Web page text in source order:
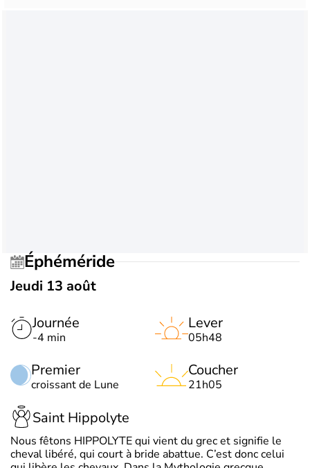
Éphéméride
Jeudi 13 août
Journée
-4 min
Premier
croissant de Lune
Lever
05h48
Coucher
21h05
Saint Hippolyte
Nous fêtons HIPPOLYTE qui vient du grec et signifie le
cheval libéré, qui court à bride abattue. C’est donc celui